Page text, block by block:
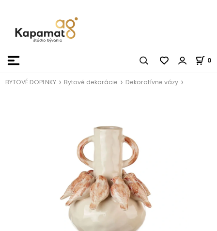
0
BYTOVÉ DOPLNKY Bytové dekorácie Dekoratívne vázy